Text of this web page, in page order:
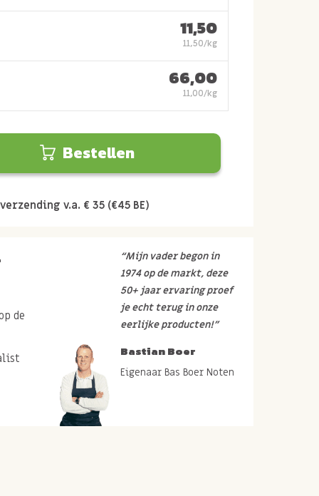
11,50
11,50/kg
66,00
11,00/kg
Bestellen
v.a. € 35 (€45 BE)
de
“Mijn vader begon in
1974 op de markt, deze
50+ jaar ervaring proef
je echt terug in onze
eerlijke producten!”
Bastian Boer
Eigenaar Bas Boer Noten